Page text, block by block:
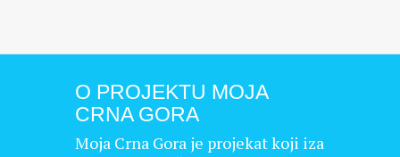
O PROJEKTU MOJA
CRNA GORA
Moja Crna Gora je projekat koji iza